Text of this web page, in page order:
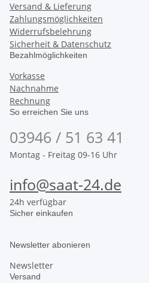
Versand & Lieferung
Zahlungsmöglichkeiten
Widerrufsbelehrung
Sicherheit & Datenschutz
Bezahlmöglichkeiten
Vorkasse
Nachnahme
Rechnung
So erreichen Sie uns
03946 / 51 63 41
Montag - Freitag 09-16 Uhr
info@saat-24.de
24h verfügbar
Sicher einkaufen
Newsletter abonieren
Newsletter
Versand